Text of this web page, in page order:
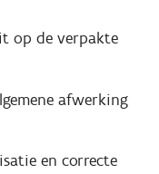
op de verpakte
afwerking
en correcte